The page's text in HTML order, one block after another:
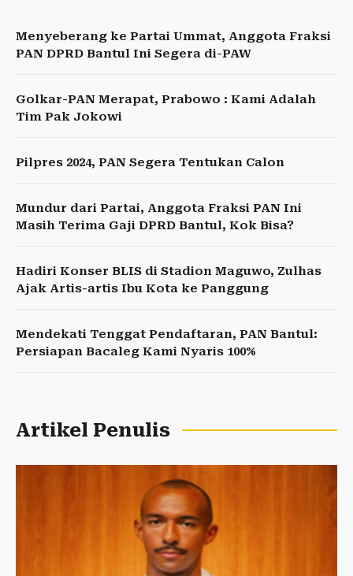
Menyeberang ke Partai Ummat, Anggota Fraksi
PAN DPRD Bantul Ini Segera di-PAW
Golkar-PAN Merapat, Prabowo : Kami Adalah
Tim Pak Jokowi
Pilpres 2024, PAN Segera Tentukan Calon
Mundur dari Partai, Anggota Fraksi PAN Ini
Masih Terima Gaji DPRD Bantul, Kok Bisa?
Hadiri Konser BLIS di Stadion Maguwo, Zulhas
Ajak Artis-artis Ibu Kota ke Panggung
Mendekati Tenggat Pendaftaran, PAN Bantul:
Persiapan Bacaleg Kami Nyaris 100%
Artikel Penulis